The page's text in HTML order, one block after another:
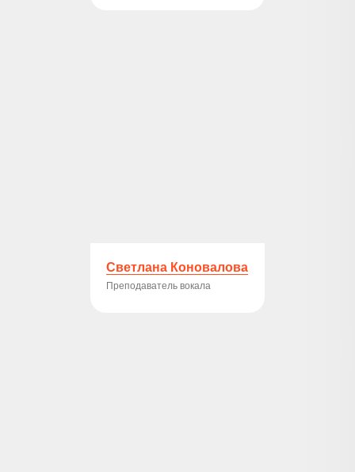
Светлана Коновалова
Преподаватель вокала